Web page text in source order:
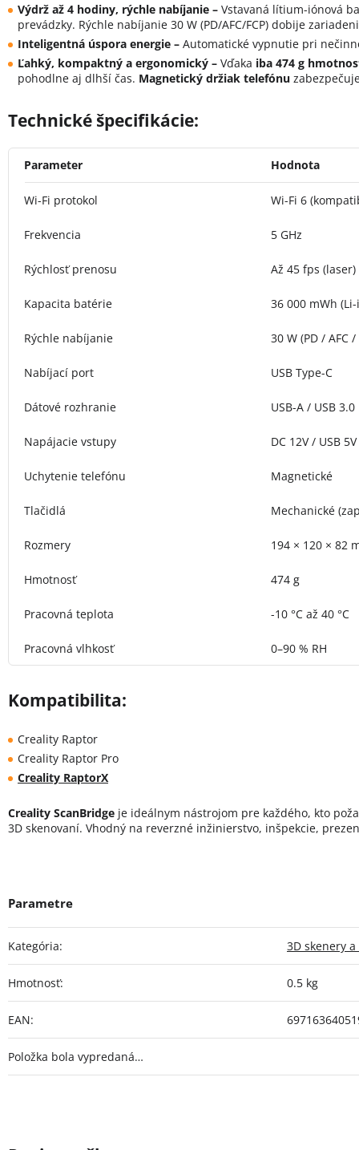
Výdrž až 4 hodiny, rýchle nabíjanie – Vstavaná lítium-iónová
prevádzky. Rýchle nabíjanie 30 W (PD/AFC/FCP) dobije
Inteligentná úspora energie – Automatické vypnutie pri
Ľahký, kompaktný a ergonomický – Vďaka iba 474 g
pohodlne aj dlhší čas. Magnetický držiak telefónu
Technické špecifikácie:
Parameter Hodnota
Wi-Fi protokol Wi-Fi 6
Frekvencia 5 GHz
Rýchlosť prenosu Až 45 fps
Kapacita batérie 36 000 mWh
Rýchle nabíjanie 30 W (PD / AFC /
Nabíjací port USB Type-C
Dátové rozhranie USB-A / USB 3.0
Napájacie vstupy DC 12V / USB 5V
Uchytenie telefónu Magnetické
Tlačidlá Mechanické
Rozmery 194 × 120 × 82
Hmotnosť 474 g
Pracovná teplota -10 °C až 40 °C
Pracovná vlhkosť 0–90 % RH
Kompatibilita:
Creality Raptor
Creality Raptor Pro
Creality RaptorX
Creality ScanBridge je ideálnym nástrojom pre každého, kto
3D skenovaní. Vhodný na reverzné inžinierstvo, inšpekcie,
Kategória: 3D skenery
Hmotnosť: 0.5 kg
EAN:
Položka bola vypredaná…